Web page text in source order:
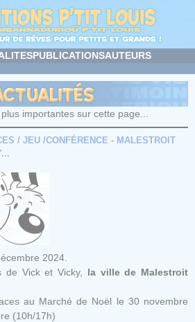
PUBLICATIONSAUTEURS
importantes sur cette page...
/ JEU /CONFÉRENCE - MALESTROIT
2024.
de Vick et Vicky, la ville de Malestroit
au Marché de Noël le 30 novembre
(10h/17h)